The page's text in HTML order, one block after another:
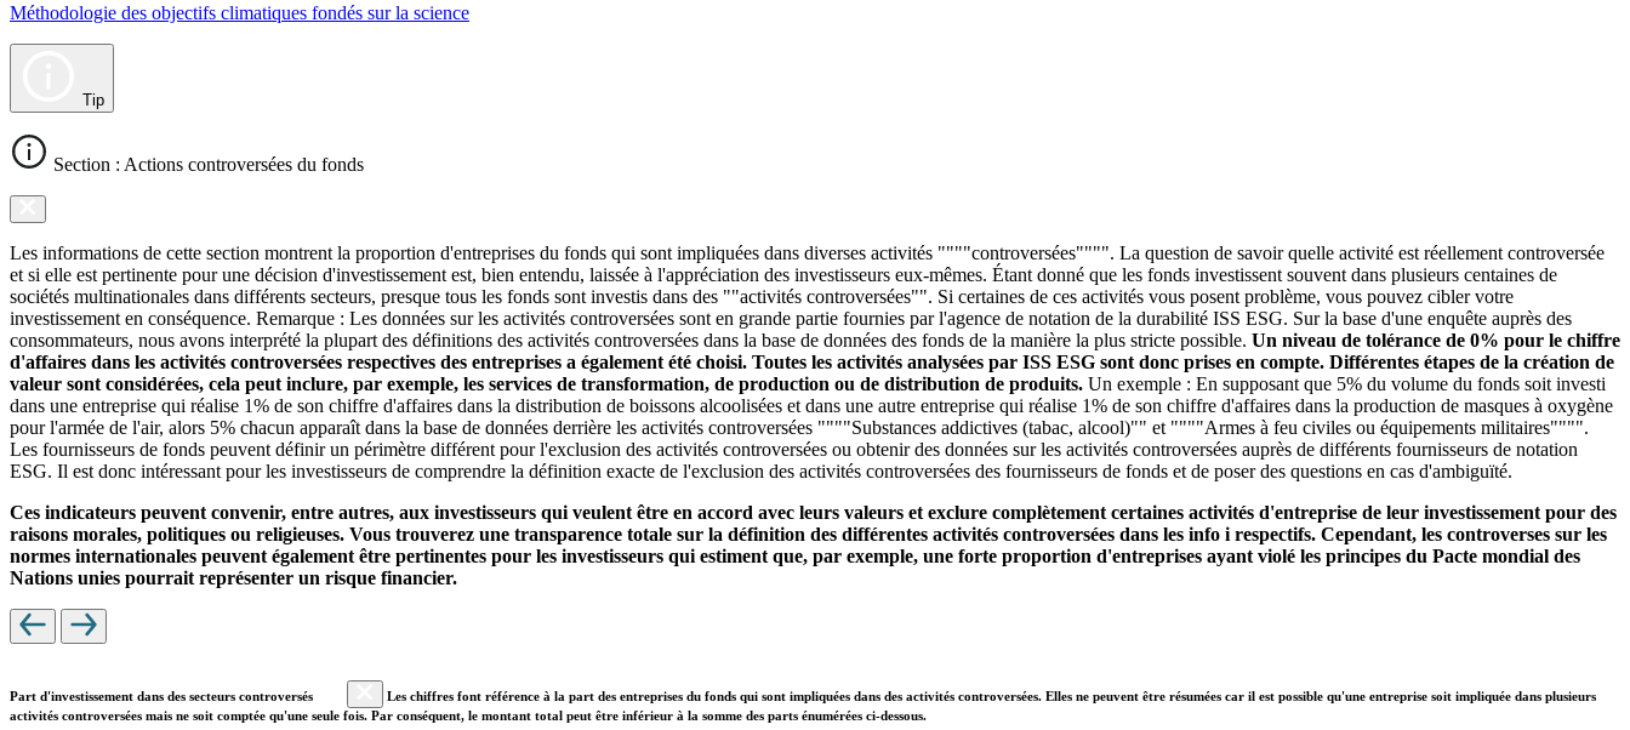
Méthodologie des objectifs climatiques fondés sur la science
Tip
Section : Actions controversées du fonds
Les informations de cette section montrent la proportion d'entreprises du fonds qui sont impliquées dans diverses activités """"controversées"""". La question de savoir quelle activité est réellement controversée
et si elle est pertinente pour une décision d'investissement est, bien entendu, laissée à l'appréciation des investisseurs eux-mêmes. Étant donné que les fonds investissent souvent dans plusieurs centaines de
sociétés multinationales dans différents secteurs, presque tous les fonds sont investis dans des ""activités controversées"". Si certaines de ces activités vous posent problème, vous pouvez cibler votre
investissement en conséquence. Remarque : Les données sur les activités controversées sont en grande partie fournies par l'agence de notation de la durabilité ISS ESG. Sur la base d'une enquête auprès des
consommateurs, nous avons interprété la plupart des définitions des activités controversées dans la base de données des fonds de la manière la plus stricte possible. Un niveau de tolérance de 0% pour le chiffre
d'affaires dans les activités controversées respectives des entreprises a également été choisi. Toutes les activités analysées par ISS ESG sont donc prises en compte. Différentes étapes de la création de
valeur sont considérées, cela peut inclure, par exemple, les services de transformation, de production ou de distribution de produits. Un exemple : En supposant que 5% du volume du fonds soit investi
dans une entreprise qui réalise 1% de son chiffre d'affaires dans la distribution de boissons alcoolisées et dans une autre entreprise qui réalise 1% de son chiffre d'affaires dans la production de masques à oxygène
pour l'armée de l'air, alors 5% chacun apparaît dans la base de données derrière les activités controversées """"Substances addictives (tabac, alcool)"" et """"Armes à feu civiles ou équipements militaires"""".
Les fournisseurs de fonds peuvent définir un périmètre différent pour l'exclusion des activités controversées ou obtenir des données sur les activités controversées auprès de différents fournisseurs de notation
ESG. Il est donc intéressant pour les investisseurs de comprendre la définition exacte de l'exclusion des activités controversées des fournisseurs de fonds et de poser des questions en cas d'ambiguïté.
Ces indicateurs peuvent convenir, entre autres, aux investisseurs qui veulent être en accord avec leurs valeurs et exclure complètement certaines activités d'entreprise de leur investissement pour des
raisons morales, politiques ou religieuses. Vous trouverez une transparence totale sur la définition des différentes activités controversées dans les info i respectifs. Cependant, les controverses sur les
normes internationales peuvent également être pertinentes pour les investisseurs qui estiment que, par exemple, une forte proportion d'entreprises ayant violé les principes du Pacte mondial des
Nations unies pourrait représenter un risque financier.
Part d'investissement dans des secteurs controversés
Les chiffres font référence à la part des entreprises du fonds qui sont impliquées dans des activités controversées. Elles ne peuvent être résumées car il est possible qu'une entreprise soit impliquée dans plusieurs
activités controversées mais ne soit comptée qu'une seule fois. Par conséquent, le montant total peut être inférieur à la somme des parts énumérées ci-dessous.